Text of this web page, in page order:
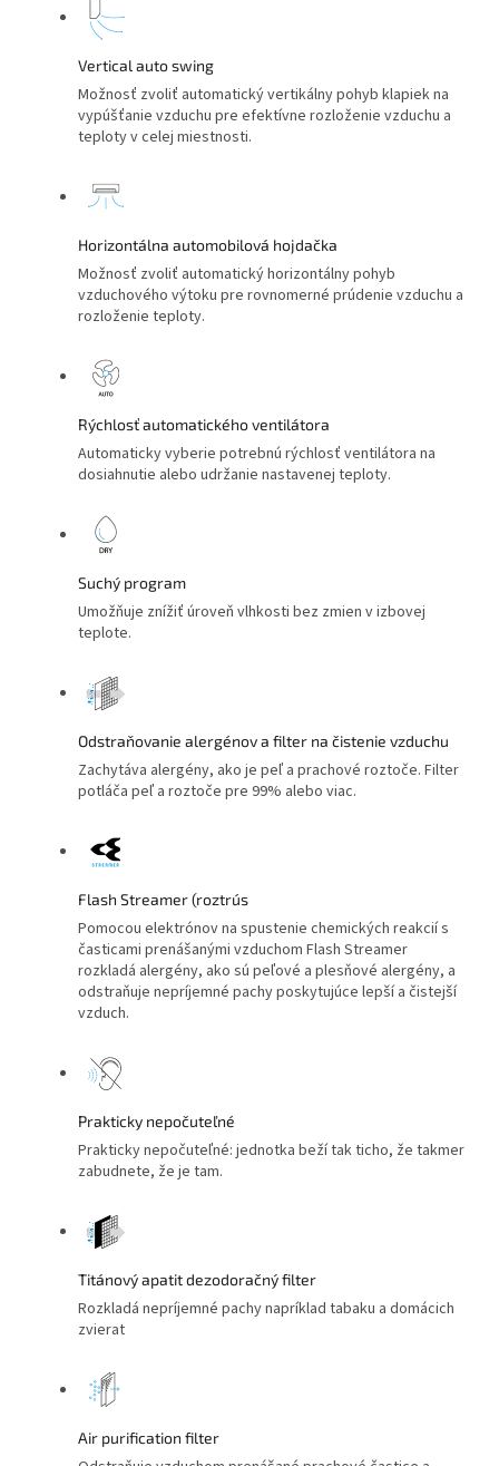
Vertical auto swing
Možnosť zvoliť automatický vertikálny pohyb klapiek na
vypúšťanie vzduchu pre efektívne rozloženie vzduchu a
teploty v celej miestnosti.
Horizontálna automobilová hojdačka
Možnosť zvoliť automatický horizontálny pohyb
vzduchového výtoku pre rovnomerné prúdenie vzduchu a
rozloženie teploty.
Rýchlosť automatického ventilátora
Automaticky vyberie potrebnú rýchlosť ventilátora na
dosiahnutie alebo udržanie nastavenej teploty.
Suchý program
Umožňuje znížiť úroveň vlhkosti bez zmien v izbovej
teplote.
Odstraňovanie alergénov a filter na čistenie vzduchu
Zachytáva alergény, ako je peľ a prachové roztoče. Filter
potláča peľ a roztoče pre 99% alebo viac.
Flash Streamer (roztrús
Pomocou elektrónov na spustenie chemických reakcií s
časticami prenášanými vzduchom Flash Streamer
rozkladá alergény, ako sú peľové a plesňové alergény, a
odstraňuje nepríjemné pachy poskytujúce lepší a čistejší
vzduch.
Prakticky nepočuteľné
Prakticky nepočuteľné: jednotka beží tak ticho, že takmer
zabudnete, že je tam.
Titánový apatit dezodoračný filter
Rozkladá nepríjemné pachy napríklad tabaku a domácich
zvierat
Air purification filter